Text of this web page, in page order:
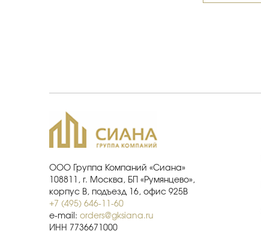
ООО Группа Компаний «Сиана»
108811, г. Москва, БП «Румянцево»,
корпус В, подъезд 16, офис 925В
+7 (495) 646-11-60
e-mail: orders@gksiana.ru
ИНН 7736671000